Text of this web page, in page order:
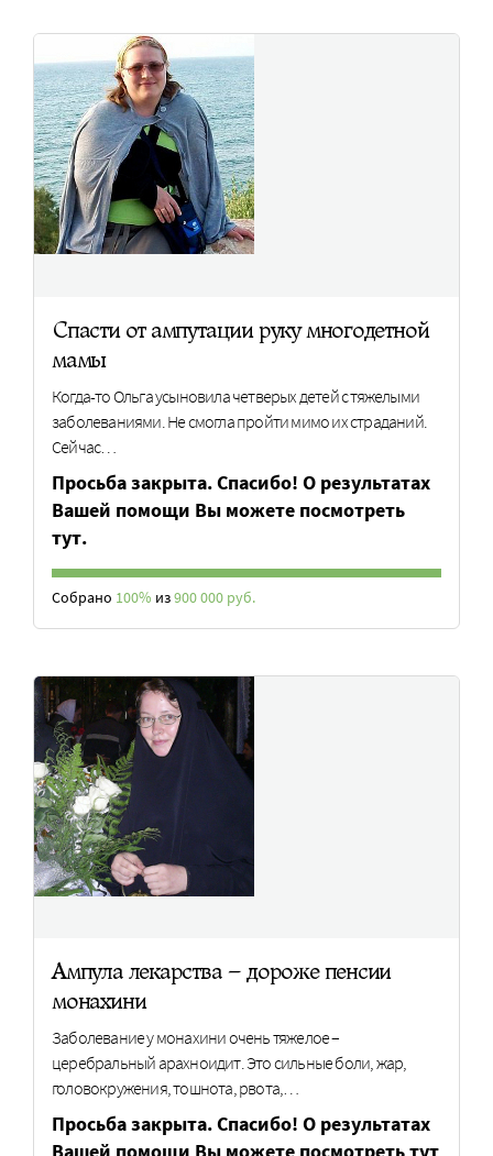
Спасти от ампутации руку многодетной
мамы
Когда-то Ольга усыновила четверых детей с тяжелыми
заболеваниями. Не смогла пройти мимо их страданий.
Сейчас…
Просьба закрыта. Спасибо! О результатах
Вашей помощи Вы можете посмотреть
тут.
Собрано 100% из900 000 руб.
Ампула лекарства – дороже пенсии
монахини
Заболевание у монахини очень тяжелое –
церебральный арахноидит. Это сильные боли, жар,
головокружения, тошнота, рвота,…
Просьба закрыта. Спасибо! О результатах